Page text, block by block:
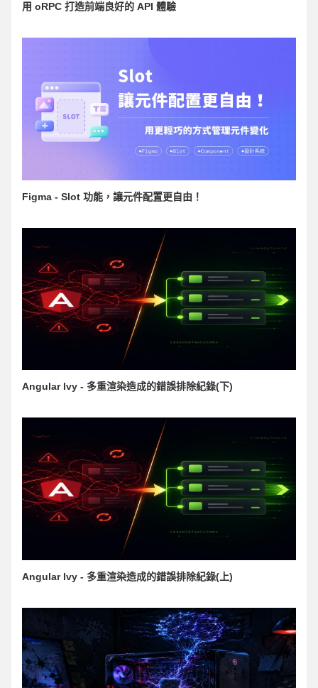
用 oRPC 打造前端良好的 API 體驗
Figma - Slot 功能，讓元件配置更自由！
Angular Ivy - 多重渲染造成的錯誤排除紀錄(下)
Angular Ivy - 多重渲染造成的錯誤排除紀錄(上)